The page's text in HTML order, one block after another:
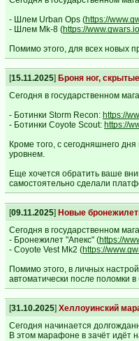
- Шлем Urban Ops (https://
- Шлем Mk-8 (https://
Помимо этого, для всех новых
[15.11.2025] Броня ног,
Сегодня в государственном
- Ботинки Storm Recon: https://
- Ботинки Coyote Scout: https://
Кроме того, с сегодняшнего
уровнем.
Еще хочется обратить ваше
самостоятельно сделали
[09.11.2025] Новые
Сегодня в государственном
- Бронежилет "Апекс" (https://
- Coyote Vest Mk2 (https://
Помимо этого, в личных
автоматически после поломки
[31.10.2025] Хеллоуинский
Сегодня начинается
В этом марафоне в зачёт идёт